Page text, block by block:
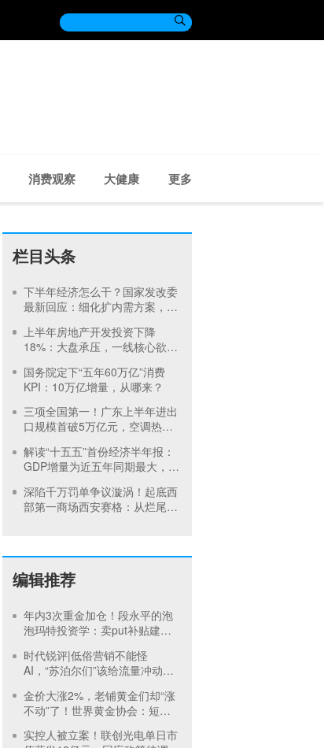

消费观察 大健康 更多
栏目头条
下半年经济怎么干？国家发改委
最新回应：细化扩内需方案，加
上半年房地产开发投资下降
18%：大盘承压，一线核心欲回
国务院定下“五年60万亿”消费
KPI：10万亿增量，从哪来？
三项全国第一！广东上半年进出
口规模首破5万亿元，空调热销
解读“十五五”首份经济半年报：
GDP增量为近五年同期最大，下
深陷千万罚单争议漩涡！起底西
部第一商场西安赛格：从烂尾楼
编辑推荐
年内3次重金加仓！段永平的泡
泡玛特投资学：卖put补贴建
持有
时代锐评|低俗营销不能怪
AI，“苏泊尔们”该给流量冲动踩
金价大涨2%，老铺黄金们却“涨
不动”了！世界黄金协会：短期
实控人被立案！联创光电单日市